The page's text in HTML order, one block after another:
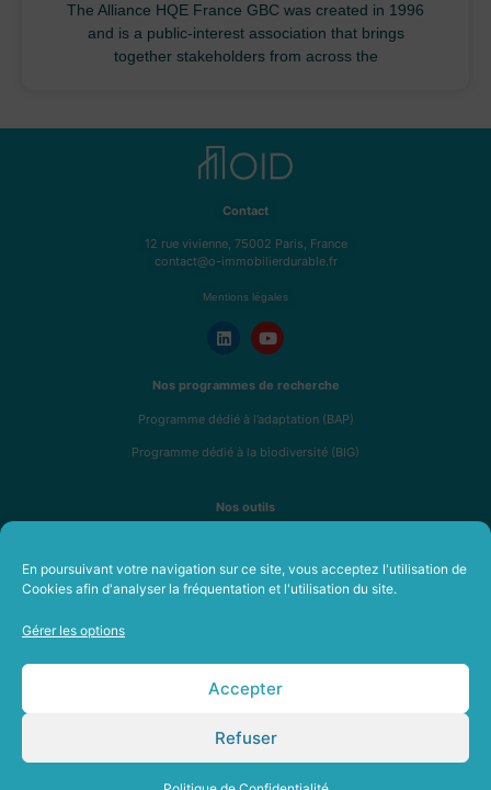
En poursuivant votre navigation sur ce site, vous acceptez l'utilisation de
Cookies afin d'analyser la fréquentation et l'utilisation du site.
Gérer les options
Accepter
Refuser
The Alliance HQE France GBC was created in 1996
and is a public-interest association that brings
together stakeholders from across the
Contact
12 rue vivienne, 75002 Paris, France
contact@o-immobilierdurable.fr
Mentions légales
Nos programmes de recherche
Programme dédié à l’adaptation (BAP)
Programme dédié à la biodiversité (BIG)
Nos outils
Fresque de l’immobilier durable
Notre équipe
Recrutement
Rapport moral et financier 2025